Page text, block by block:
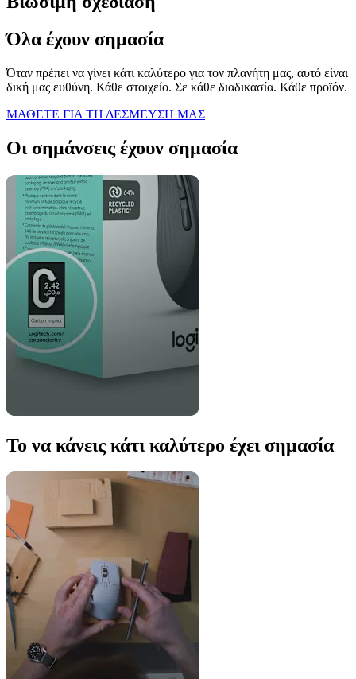
Όλα έχουν σημασία
Όταν πρέπει να γίνει κάτι καλύτερο για τον πλανήτη μας, αυτό είναι
δική μας ευθύνη. Κάθε στοιχείο. Σε κάθε διαδικασία. Κάθε προϊόν.
ΜΑΘΕΤΕ ΓΙΑ ΤΗ ΔΕΣΜΕΥΣΗ ΜΑΣ
Οι σημάνσεις έχουν σημασία
Το να κάνεις κάτι καλύτερο έχει σημασία